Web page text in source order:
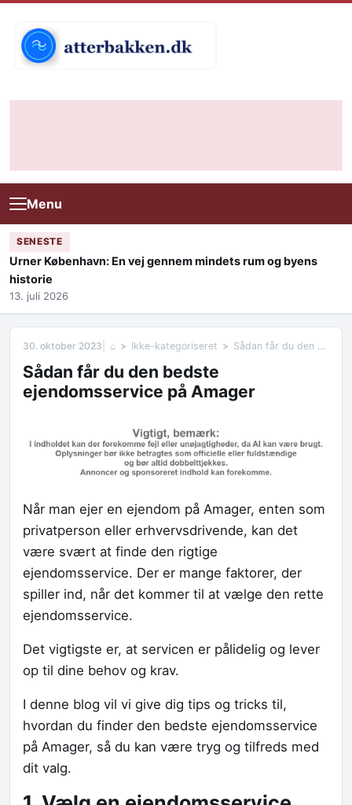
Menu
SENESTE
Urner København: En vej gennem mindets rum og byens
historie
13. juli 2026
30. oktober 2023 ⌂ Ikke-kategoriseret Sådan får du den bedste ejendomsservice på Amager
Sådan får du den bedste
ejendomsservice på Amager
Når man ejer en ejendom på Amager, enten som
privatperson eller erhvervsdrivende, kan det
være svært at finde den rigtige
ejendomsservice. Der er mange faktorer, der
spiller ind, når det kommer til at vælge den rette
ejendomsservice.
Det vigtigste er, at servicen er pålidelig og lever
op til dine behov og krav.
I denne blog vil vi give dig tips og tricks til,
hvordan du finder den bedste ejendomsservice
på Amager, så du kan være tryg og tilfreds med
dit valg.